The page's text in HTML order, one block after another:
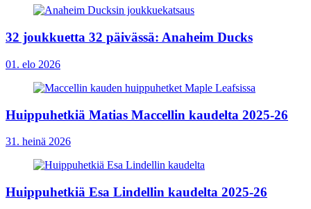
32 joukkuetta 32 päivässä: Anaheim Ducks
01. elo 2026
Huippuhetkiä Matias Maccellin kaudelta 2025-26
31. heinä 2026
Huippuhetkiä Esa Lindellin kaudelta 2025-26